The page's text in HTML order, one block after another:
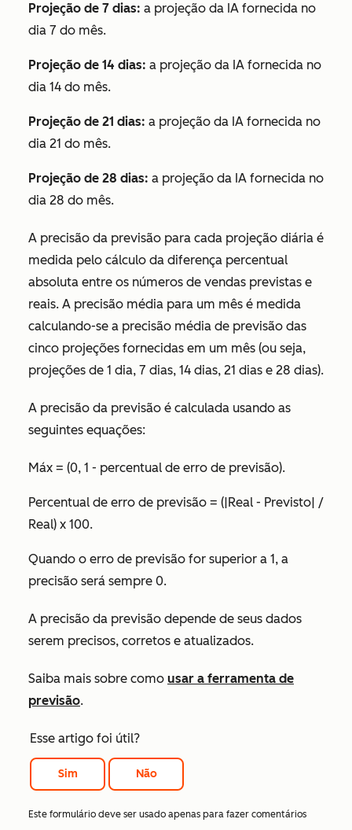
Projeção de 7 dias: a projeção da IA fornecida no
dia 7 do mês.
Projeção de 14 dias: a projeção da IA fornecida no
dia 14 do mês.
Projeção de 21 dias: a projeção da IA fornecida no
dia 21 do mês.
Projeção de 28 dias: a projeção da IA fornecida no
dia 28 do mês.
A precisão da previsão para cada projeção diária é
medida pelo cálculo da diferença percentual
absoluta entre os números de vendas previstas e
reais. A precisão média para um mês é medida
calculando-se a precisão média de previsão das
cinco projeções fornecidas em um mês (ou seja,
projeções de 1 dia, 7 dias, 14 dias, 21 dias e 28 dias).
A precisão da previsão é calculada usando as
seguintes equações:
Máx = (0, 1 - percentual de erro de previsão).
Percentual de erro de previsão = (|Real - Previsto| /
Real) x 100.
Quando o erro de previsão for superior a 1, a
precisão será sempre 0.
A precisão da previsão depende de seus dados
serem precisos, corretos e atualizados.
Saiba mais sobre como usar a ferramenta de
previsão.
Esse artigo foi útil?
Sim Não
Este formulário deve ser usado apenas para fazer comentários